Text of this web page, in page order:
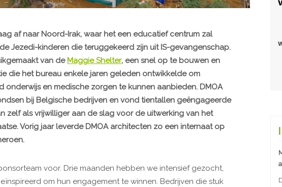
af naar Noord-Irak, waar het een educatief centrum zal
Jezedi-kinderen die teruggekeerd zijn uit IS-gevangenschap.
van de Maggie Shelter, een snel op te bouwen en
die het bureau enkele jaren geleden ontwikkelde om
onderwijs en medische zorgen te kunnen aanbieden. DMOA
bij Belgische bedrijven en vond tientallen geëngageerde
zelf als vrijwilliger aan de slag voor de uitwerking van het
Vorig jaar leverde DMOA architecten zo een internaat op
voor. Drie maanden hebben we intensief gezocht,
om hun engagement te winnen. Bedrijven die stuk